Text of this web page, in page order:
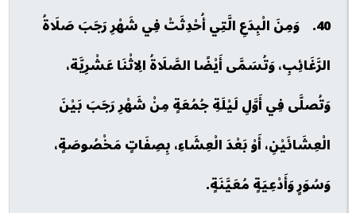
40. وَمِنَ الْبِدَعِ الَّتِي أُحْدِثَتْ فِي شَهْرِ رَجَبَ صَلَاةُ
الرَّغَائِبِ، وَتُسَمَّى أَيْضًا الصَّلَاةُ الِاثْنَا عَشْرِيَّة،
وَتُصلَّى فِي أَوَّلِ لَيْلَةِ جُمُعَةٍ مِنْ شَهْرِ رَجَبَ بَيْنَ
الْعِشَائَيْنِ، أَوْ بَعْدَ الْعِشَاءِ، بِصِفَاتٍ مَخْصُوصَةٍ،
وَسُوَرٍ وَأَدْعِيَةٍ مُعَيَّنَةٍ.